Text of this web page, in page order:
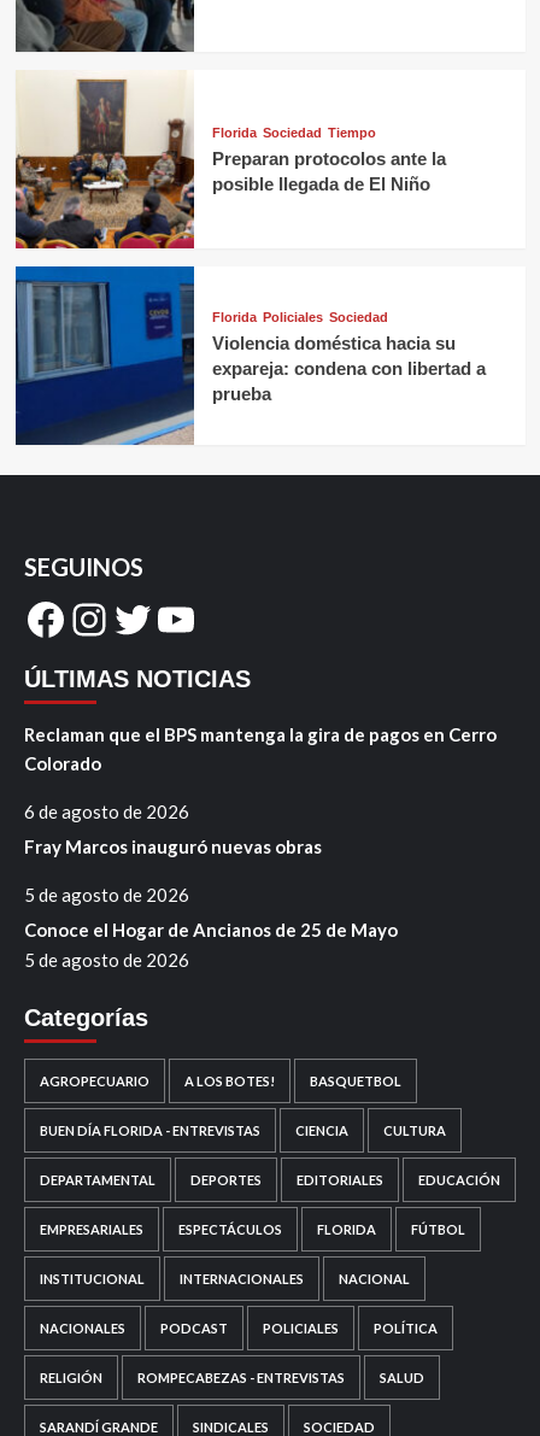
Florida Sociedad Tiempo
Preparan protocolos ante la
posible llegada de El Niño
Florida Policiales Sociedad
Violencia doméstica hacia su
expareja: condena con libertad a
prueba
SEGUINOS
Facebook
Instagram
Twitter
YouTube
ÚLTIMAS NOTICIAS
Reclaman que el BPS mantenga la gira de pagos en Cerro
Colorado
6 de agosto de 2026
Fray Marcos inauguró nuevas obras
5 de agosto de 2026
Conoce el Hogar de Ancianos de 25 de Mayo
5 de agosto de 2026
Categorías
AGROPECUARIO A LOS BOTES! BASQUETBOL
BUEN DÍA FLORIDA - ENTREVISTAS CIENCIA CULTURA
DEPARTAMENTAL DEPORTES EDITORIALES EDUCACIÓN
EMPRESARIALES ESPECTÁCULOS FLORIDA FÚTBOL
INSTITUCIONAL INTERNACIONALES NACIONAL
NACIONALES PODCAST POLICIALES POLÍTICA
RELIGIÓN ROMPECABEZAS - ENTREVISTAS SALUD
SARANDÍ GRANDE SINDICALES SOCIEDAD